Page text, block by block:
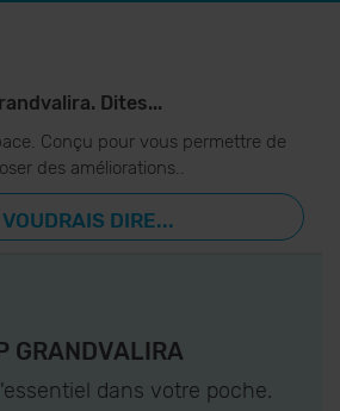
Dites...
Conçu pour vous permettre de
des améliorations..
DIRE...
GRANDVALIRA
dans votre poche.